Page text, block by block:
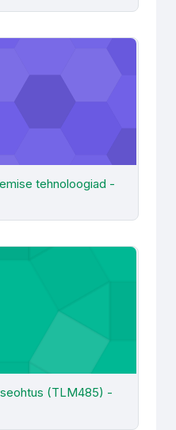
tehnoloogiad - T. Saremat
tehnoloogiad -
(TLM485) - Kaug - T.
(TLM485) -